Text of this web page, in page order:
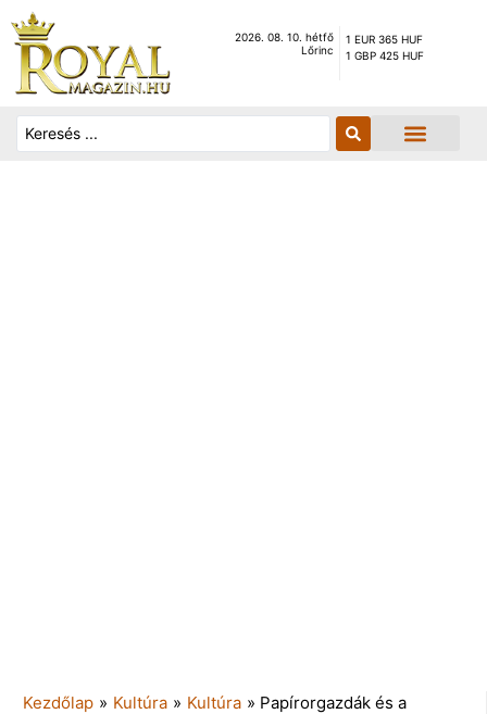
2026. 08. 10. hétfő
Lőrinc
1 EUR 365 HUF
1 GBP 425 HUF
Kezdőlap » Kultúra » Kultúra » Papírorgazdák és a